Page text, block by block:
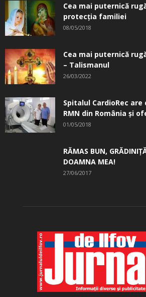
Cea mai puternică
protecția familiei
08/05/2018
Cea mai puternică
– Talismanul
26/03/2022
Spitalul CardioRec
RMN din România și
01/05/2018
RĂMAS BUN,
DOAMNA MEA!
27/06/2017